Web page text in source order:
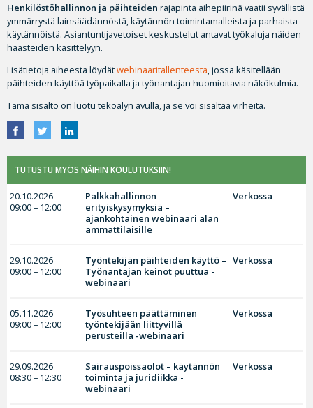
Henkilöstöhallinnon ja päihteiden rajapinta aihepiirinä vaatii syvällistä
ymmärrystä lainsäädännöstä, käytännön toimintamalleista ja parhaista
käytännöistä. Asiantuntijavetoiset keskustelut antavat työkaluja näiden
haasteiden käsittelyyn.
Lisätietoja aiheesta löydätwebinaaritallenteesta, jossa käsitellään
päihteiden käyttöä työpaikalla ja työnantajan huomioitavia näkökulmia.
Tämä sisältö on luotu tekoälyn avulla, ja se voi sisältää virheitä.
TUTUSTU MYÖS NÄIHIN KOULUTUKSIIN!
20.10.2026
09:00 – 12:00
Palkkahallinnon
erityiskysymyksiä –
ajankohtainen webinaari alan
ammattilaisille
Verkossa
29.10.2026
09:00 – 12:00
Työntekijän päihteiden käyttö –
Työnantajan keinot puuttua -
webinaari
Verkossa
05.11.2026
09:00 – 12:00
Työsuhteen päättäminen
työntekijään liittyvillä
perusteilla -webinaari
Verkossa
29.09.2026
08:30 – 12:30
Sairauspoissaolot – käytännön
toiminta ja juridiikka -
webinaari
Verkossa